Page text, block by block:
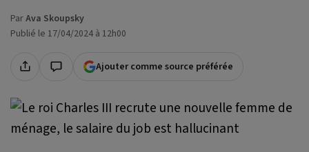
ParAva Skoupsky
Publié le 17/04/2024 à 12h00
Ajouter comme source préférée